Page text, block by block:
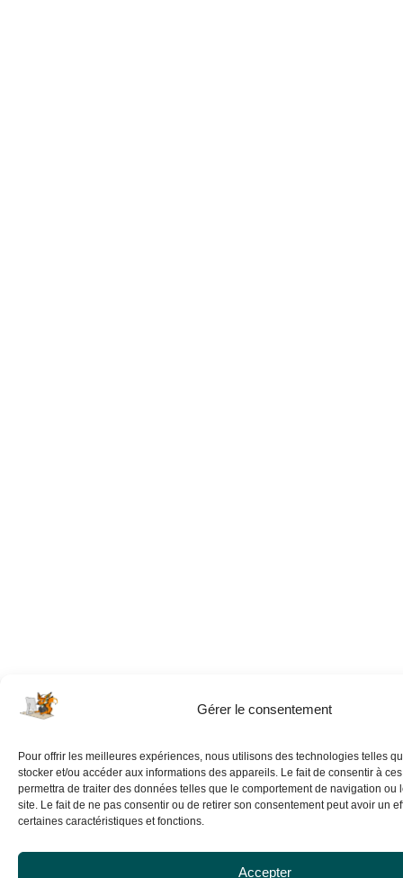
Gérer le consentement
Pour offrir les meilleures expériences, nous utilisons des technologies telles
stocker et/ou accéder aux informations des appareils. Le fait de consentir à
permettra de traiter des données telles que le comportement de navigation ou
site. Le fait de ne pas consentir ou de retirer son consentement peut avoir un
certaines caractéristiques et fonctions.
Accepter